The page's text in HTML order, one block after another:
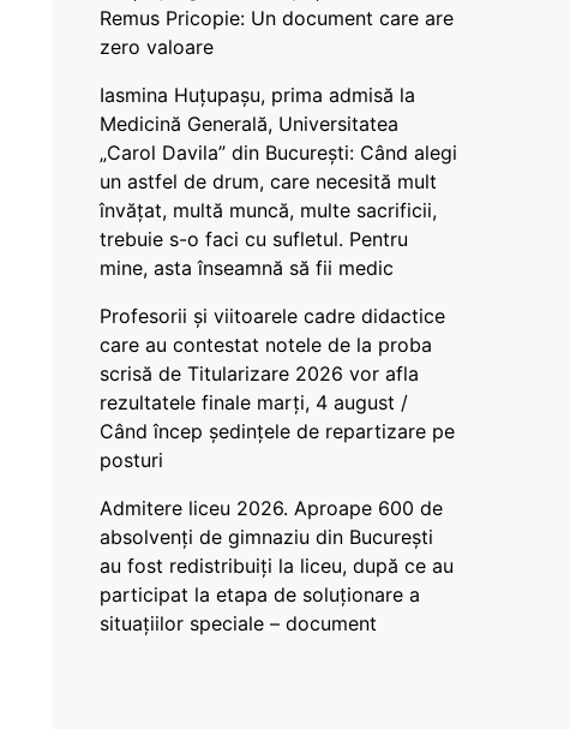
Remus Pricopie: Un document care are
zero valoare
Iasmina Huțupașu, prima admisă la
Medicină Generală, Universitatea
„Carol Davila” din București: Când alegi
un astfel de drum, care necesită mult
învățat, multă muncă, multe sacrificii,
trebuie s-o faci cu sufletul. Pentru
mine, asta înseamnă să fii medic
Profesorii și viitoarele cadre didactice
care au contestat notele de la proba
scrisă de Titularizare 2026 vor afla
rezultatele finale marți, 4 august /
Când încep ședințele de repartizare pe
posturi
Admitere liceu 2026. Aproape 600 de
absolvenți de gimnaziu din București
au fost redistribuiți la liceu, după ce au
participat la etapa de soluționare a
situațiilor speciale – document